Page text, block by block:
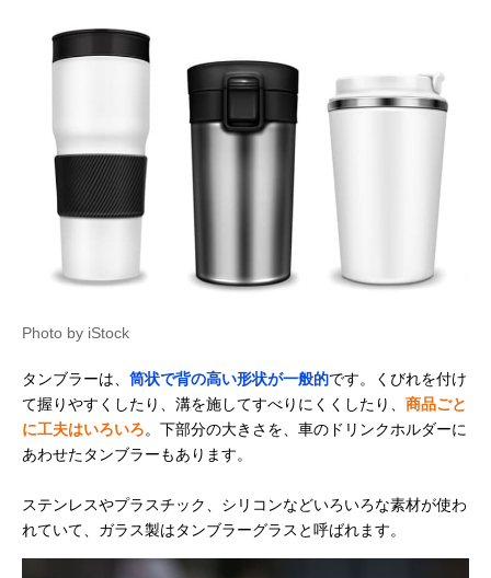
Photo by iStock
タンブラーは、 筒状で背の高い形状が一般的です。くびれを付け
て握りやすくしたり、溝を施してすべりにくくしたり、 商品ごと
に工夫はいろいろ。下部分の大きさを、車のドリンクホルダーに
あわせたタンブラーもあります。
ステンレスやプラスチック、シリコンなどいろいろな素材が使わ
れていて、ガラス製はタンブラーグラスと呼ばれます。